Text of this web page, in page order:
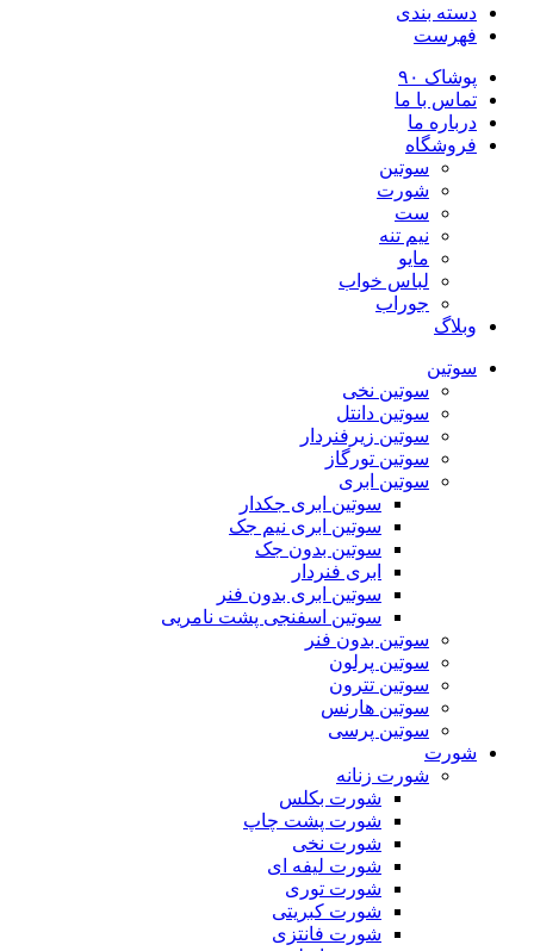
دسته بندی
فهرست
پوشاک ۹۰
تماس با ما
درباره ما
فروشگاه
سوتین
شورت
ست
نیم تنه
مایو
لباس خواب
جوراب
وبلاگ
سوتین
سوتین نخی
سوتین دانتل
سوتین زیرفنردار
سوتین تورگاز
سوتین ابری
سوتین ابری جکدار
سوتین ابری نیم جک
سوتین بدون جک
ابری فنردار
سوتین ابری بدون فنر
سوتین اسفنجی پشت نامریی
سوتین بدون فنر
سوتین پرلون
سوتین تترون
سوتین هارنس
سوتین پرسی
شورت
شورت زنانه
شورت بکلس
شورت پشت چاپ
شورت نخی
شورت لیفه ای
شورت توری
شورت کبریتی
شورت فانتزی